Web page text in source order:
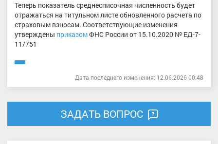
Теперь показатель среднесписочная численность будет
отражаться на титульном листе обновленного расчета по
страховым взносам. Соответствующие изменения
утверждены приказомФНС России от 15.10.2020 № ЕД-7-
11/751
Дата последнего изменения: 12.06.2026 00:48
ЗАДАТЬ ВОПРОС